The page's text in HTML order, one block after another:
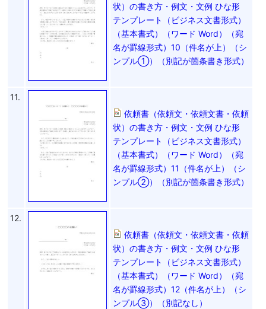
状）の書き方・例文・文例 ひな形
テンプレート（ビジネス文書形式）
（基本書式）（ワード Word）（宛
名が罫線形式）10（件名が上）（シ
ンプル①）（別記が箇条書き形式）
11.
依頼書（依頼文・依頼文書・依頼
状）の書き方・例文・文例 ひな形
テンプレート（ビジネス文書形式）
（基本書式）（ワード Word）（宛
名が罫線形式）11（件名が上）（シ
ンプル②）（別記が箇条書き形式）
12.
依頼書（依頼文・依頼文書・依頼
状）の書き方・例文・文例 ひな形
テンプレート（ビジネス文書形式）
（基本書式）（ワード Word）（宛
名が罫線形式）12（件名が上）（シ
ンプル③）（別記なし）